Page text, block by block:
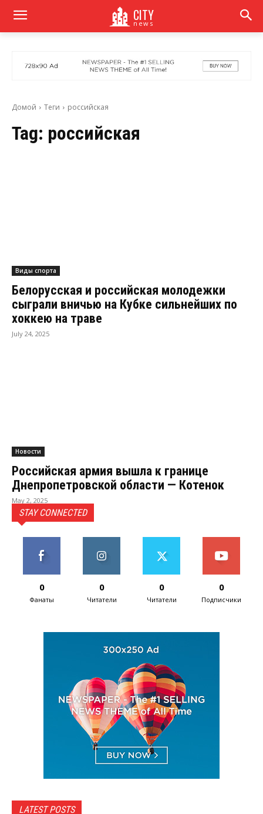
CITY
news
Домой Теги российская
Tag: российская
Виды спорта
Белорусская и российская молодежки
сыграли вничью на Кубке сильнейших по
хоккею на траве
July 24, 2025
Новости
Российская армия вышла к границе
Днепропетровской области — Котенок
May 2, 2025
STAY CONNECTED
0
Фанаты
0
Читатели
0
Читатели
0
Подписчики
LATEST POSTS